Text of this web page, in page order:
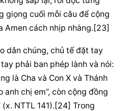
giọng cuối mỗi câu để cộng
Amen cách nhịp nhàng.[23]
dân chúng, chủ tế đặt tay
phải ban phép lành và nói:
là Cha và Con X và Thánh
anh chị em”, còn cộng đồng
(x. NTTL 141).[24] Trong